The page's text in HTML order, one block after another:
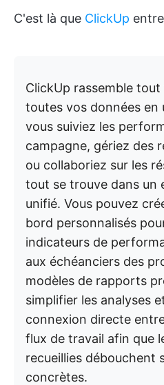
C'est là que ClickUp
ClickUp rassemble
toutes vos données en
vous suiviez les
campagne, gériez des
ou collaboriez sur les
tout se trouve dans un
unifié. Vous pouvez
bord personnalisés
indicateurs de
aux échéanciers des
modèles de rapports
simplifier les analyses
connexion directe
flux de travail afin que
recueillies débouchent
concrètes.